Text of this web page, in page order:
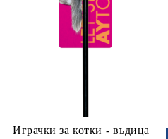
Играчки за котки - въдица